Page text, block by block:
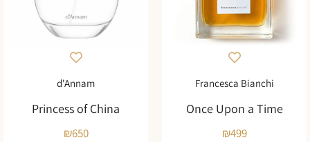
Francesca Bianchi
Once Upon a Time
₪499
d'Annam
Princess of China
₪650